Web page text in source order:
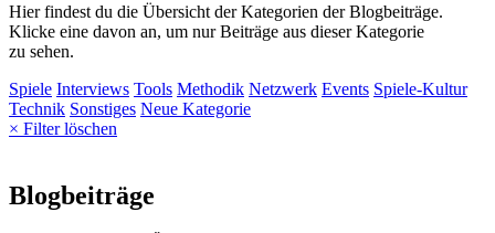
Hier findest du die Übersicht der Kategorien der Blogbeiträge.
Klicke eine davon an, um nur Beiträge aus dieser Kategorie
zu sehen.
Spiele Interviews Tools Methodik Netzwerk Events Spiele-Kultur
Technik Sonstiges Neue Kategorie
× Filter löschen
Blogbeiträge